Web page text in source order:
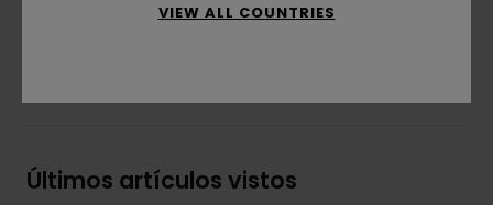
Últimos artículos vistos
VIEW ALL COUNTRIES